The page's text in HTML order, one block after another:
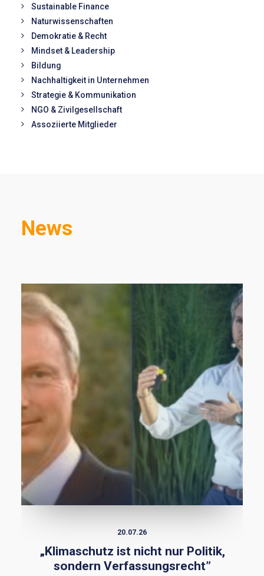
Sustainable Finance
Naturwissenschaften
Demokratie & Recht
Mindset & Leadership
Bildung
Nachhaltigkeit in Unternehmen
Strategie & Kommunikation
NGO & Zivilgesellschaft
Assoziierte Mitglieder
News
20.07.26
„Klimaschutz ist nicht nur Politik,
sondern Verfassungsrecht”